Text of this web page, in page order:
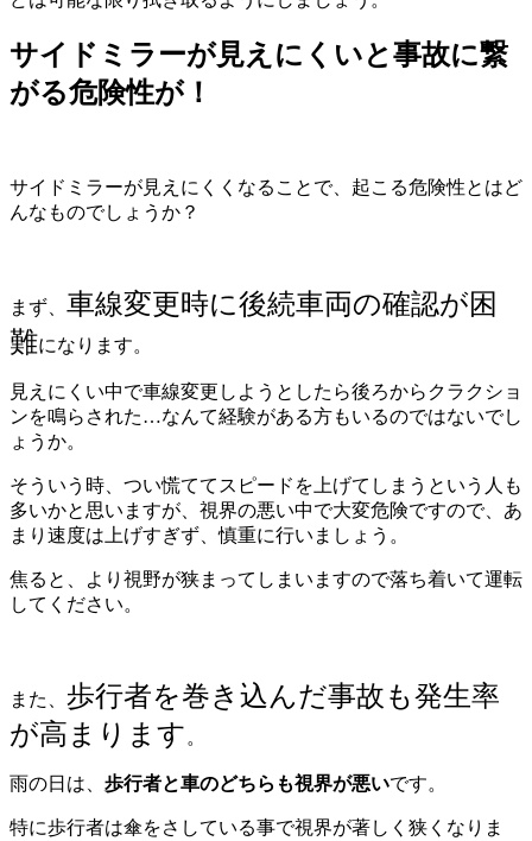
サイドミラーが見えにくいと事故に繋
がる危険性が！
サイドミラーが見えにくくなることで、起こる危険性とはど
んなものでしょうか？
まず、 車線変更時に後続車両の確認が困
難になります。
見えにくい中で車線変更しようとしたら後ろからクラクショ
ンを鳴らされた…なんて経験がある方もいるのではないでし
ょうか。
そういう時、つい慌ててスピードを上げてしまうという人も
多いかと思いますが、視界の悪い中で大変危険ですので、あ
まり速度は上げすぎず、慎重に行いましょう。
焦ると、より視野が狭まってしまいますので落ち着いて運転
してください。
また、 歩行者を巻き込んだ事故も発生率
が高まります 。
雨の日は、 歩行者と車のどちらも視界が悪いです。
特に歩行者は傘をさしている事で視界が著しく狭くなりま